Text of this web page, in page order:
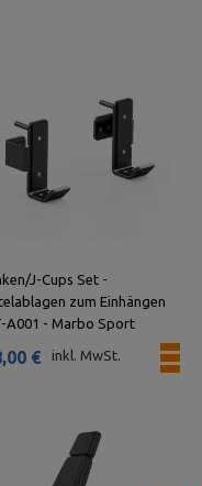
J-Cups Set -
zum Einhängen
A001 - Marbo Sport
€ inkl. MwSt.